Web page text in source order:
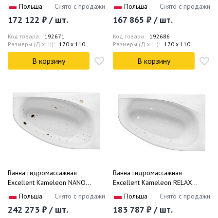
WAEX.KML17.SMART.BR
170x110 (белый глянцевый,
бронза), каркас, слив-перелив,
Польша Снято с продажи
172 122 ₽ / шт.
Код товара: 192671
Размеры (Д x Ш): 170 x 110
В корзину
WAEX.KMP17.RELAX.CR 170x110
(белый глянцевый, хром),
каркас, слив- перелив, правая
Польша Снято с продажи
167 865 ₽ / шт.
Код товара: 192686
Размеры (Д x Ш): 170 x 110
В корзину
Ванна гидромассажная
Excellent Kameleon NANO
WAEX.KMP17.NANO.GL 170x110
(белый глянцевый, золотой),
каркас, слив-перелив, правая
Польша Снято с продажи
242 273 ₽ / шт.
Ванна гидромассажная
Excellent Kameleon RELAX
WAEX.KMP17.RELAX.WH
170x110 (белый глянцевый),
каркас, слив-перелив, правая
Польша Снято с продажи
183 787 ₽ / шт.